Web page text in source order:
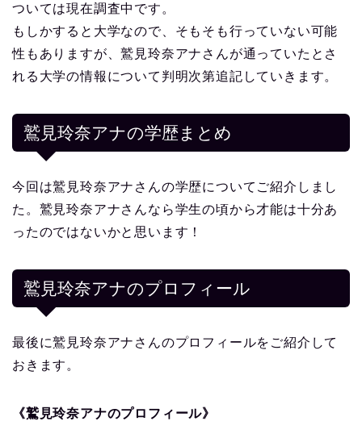
ついては現在調査中です。
もしかすると大学なので、そもそも行っていない可能
性もありますが、鷲見玲奈アナさんが通っていたとさ
れる大学の情報について判明次第追記していきます。
鷲見玲奈アナの学歴まとめ
今回は鷲見玲奈アナさんの学歴についてご紹介しまし
た。鷲見玲奈アナさんなら学生の頃から才能は十分あ
ったのではないかと思います！
鷲見玲奈アナのプロフィール
最後に鷲見玲奈アナさんのプロフィールをご紹介して
おきます。
《鷲見玲奈アナのプロフィール》